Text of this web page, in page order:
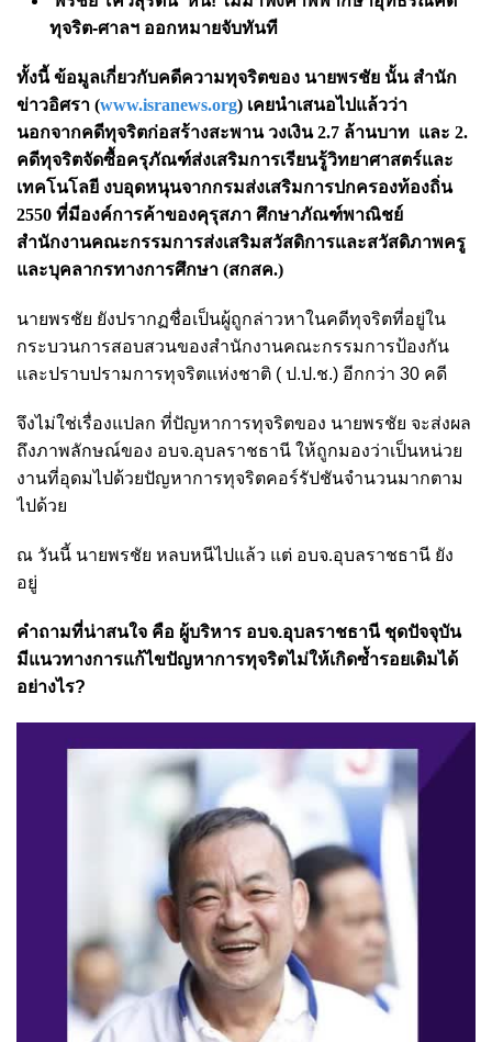
ทุจริต-ศาลฯ ออกหมายจับทันที
ทั้งนี้ ข้อมูลเกี่ยวกับคดีความทุจริตของ นายพรชัย นั้น สำนัก
ข่าวอิศรา (www.isranews.org) เคยนำเสนอไปแล้วว่า
นอกจากคดีทุจริตก่อสร้างสะพาน วงเงิน 2.7 ล้านบาท และ 2.
คดีทุจริตจัดซื้อครุภัณฑ์ส่งเสริมการเรียนรู้วิทยาศาสตร์และ
เทคโนโลยี งบอุดหนุนจากกรมส่งเสริมการปกครองท้องถิ่น
2550 ที่มีองค์การค้าของคุรุสภา ศึกษาภัณฑ์พาณิชย์
สำนักงานคณะกรรมการส่งเสริมสวัสดิการและสวัสดิภาพครู
และบุคลากรทางการศึกษา (สกสค.)
นายพรชัย ยังปรากฏชื่อเป็นผู้ถูกล่าวหาในคดีทุจริตที่อยู่ใน
กระบวนการสอบสวนของสำนักงานคณะกรรมการป้องกัน
และปราบปรามการทุจริตแห่งชาติ ( ป.ป.ช.) อีกกว่า 30 คดี
จึงไม่ใช่เรื่องแปลก ที่ปัญหาการทุจริตของ นายพรชัย จะส่งผล
ถึงภาพลักษณ์ของ อบจ.อุบลราชธานี ให้ถูกมองว่าเป็นหน่วย
งานที่อุดมไปด้วยปัญหาการทุจริตคอร์รัปชันจำนวนมากตาม
ไปด้วย
ณ วันนี้ นายพรชัย หลบหนีไปแล้ว แต่ อบจ.อุบลราชธานี ยัง
อยู่
คำถามที่น่าสนใจ คือ ผู้บริหาร อบจ.อุบลราชธานี ชุดปัจจุบัน
มีแนวทางการแก้ไขปัญหาการทุจริตไม่ให้เกิดซ้ำรอยเดิมได้
อย่างไร?